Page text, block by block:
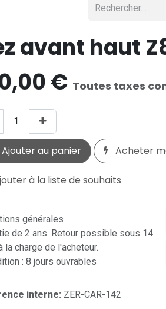
avant haut
€ Toutes taxes
Ajouter au panier Acheter
à la liste de souhaits
générales
de 2 ans. Retour possible sous 14
la charge de l'acheteur.
: 8 jours ouvrables
interne: ZER-CAR-142